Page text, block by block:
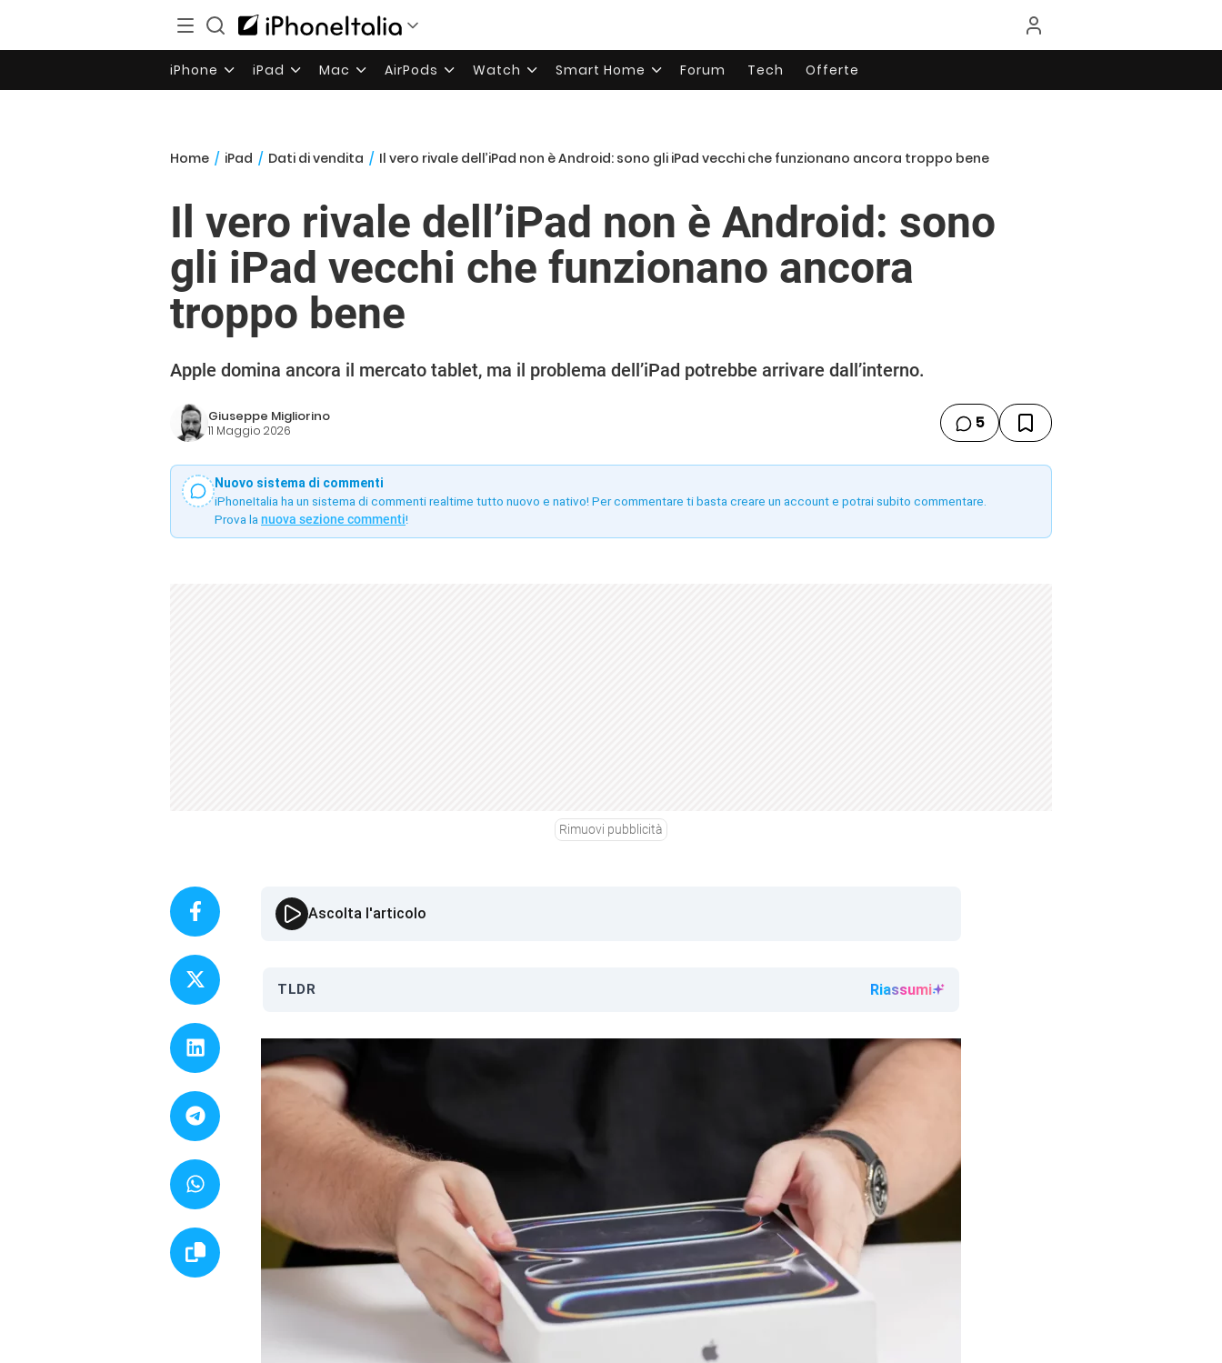
iPhone iPad Mac AirPods Watch Smart Home Forum Tech Offerte
Home / iPad / Dati di vendita / Il vero rivale dell’iPad non è Android: sono gli iPad vecchi che funzionano ancora troppo bene
Il vero rivale dell’iPad non è Android: sono
gli iPad vecchi che funzionano ancora
troppo bene
Apple domina ancora il mercato tablet, ma il problema dell’iPad potrebbe arrivare dall’interno.
Giuseppe Migliorino
11 Maggio 2026 5
Nuovo sistema di commenti
iPhoneItalia ha un sistema di commenti realtime tutto nuovo e nativo! Per commentare ti basta creare un account e potrai subito commentare.
Prova la nuova sezione commenti!
Rimuovi pubblicità
Ascolta l'articolo
TLDR Riassumi